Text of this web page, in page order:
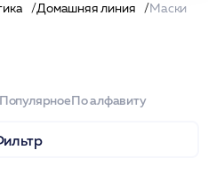
Домашняя линия Маски
ПопулярноеПо алфавиту